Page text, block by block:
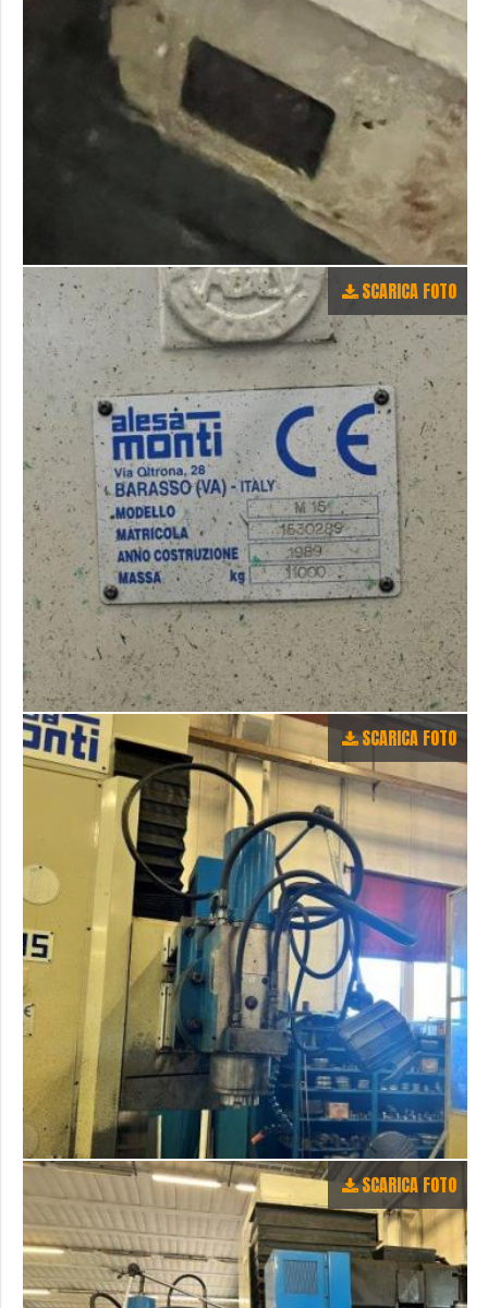
SCARICA FOTO
SCARICA FOTO
SCARICA FOTO